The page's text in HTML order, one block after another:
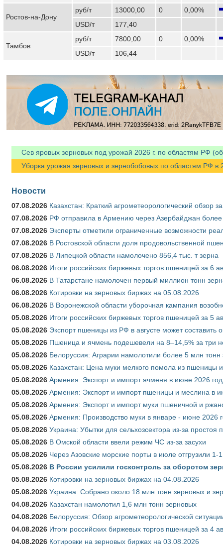
Ростов-на-Дону
руб/т 13000,00 0
0,00%
USD/т
177,40
Тамбов
руб/т 7800,00 0
0,00%
USD/т
106,44
Сев яровых зерновых под урожай 2026 г. по областям РФ
Уборка урожая зерновых и зернобобовых по областям РФ в
Новости
07.08.2026 Казахстан: Краткий агрометеорологический обзор
07.08.2026 РФ отправила в Армению через Азербайджан более
07.08.2026 Эксперты отметили ограниченные возможности
07.08.2026 В Ростовской области доля продовольственной
07.08.2026 В Липецкой области намолочено 856,4 тыс. т зерна
06.08.2026 Итоги российских биржевых торгов пшеницей за 6
06.08.2026 В Татарстане намолочен первый миллион тонн
06.08.2026 Котировки на зерновых биржах на 05.08.2026
06.08.2026 В Воронежской области уборочная кампания
05.08.2026 Итоги российских биржевых торгов пшеницей за 5
05.08.2026 Экспорт пшеницы из РФ в августе может составить
05.08.2026 Пшеница и ячмень подешевели на 8–14,5% за три
05.08.2026 Белоруссия: Аграрии намолотили более 5 млн тонн
05.08.2026 Казахстан: Цена муки мелкого помола из пшеницы
05.08.2026 Армения: Экспорт и импорт ячменя в июне 2026
05.08.2026 Армения: Экспорт и импорт пшеницы и меслина в
05.08.2026 Армения: Экспорт и импорт муки пшеничной и
05.08.2026 Армения: Производство муки в январе - июне 2026
05.08.2026 Украина: Убытки для сельхозсектора из-за простоя
05.08.2026 В Омской области ввели режим ЧС из-за засухи
05.08.2026 Через Азовские морские порты в июле отгрузили
05.08.2026 В России усилили госконтроль за оборотом
05.08.2026 Котировки на зерновых биржах на 04.08.2026
05.08.2026 Украина: Собрано около 18 млн тонн зерновых и
04.08.2026 Казахстан намолотил 1,6 млн тонн зерновых
04.08.2026 Белоруссия: Обзор агрометеорологической
04.08.2026 Итоги российских биржевых торгов пшеницей за 4
04.08.2026 Котировки на зерновых биржах на 03.08.2026